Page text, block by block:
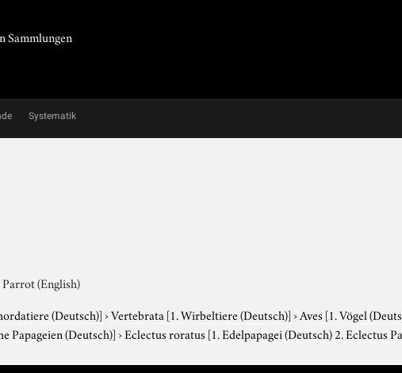
Sammlungen
Systematik
Parrot (English)
(Deutsch)]›Vertebrata [1. Wirbeltiere (Deutsch)]›Aves [1. Vögel
Papageien (Deutsch)]›Eclectus roratus [1. Edelpapagei (Deutsch) 2. Eclectus